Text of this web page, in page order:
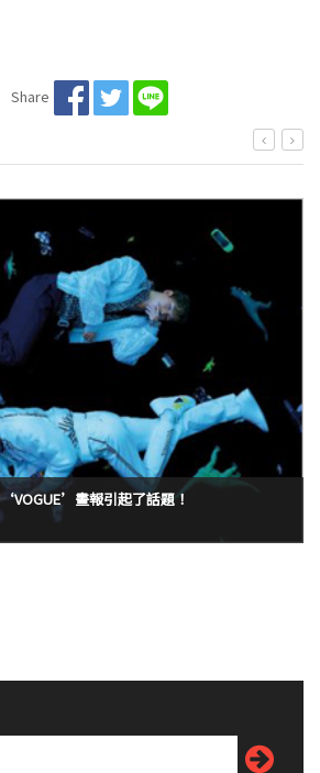
Share
畫報引起了話題！